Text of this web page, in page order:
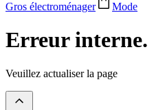
Gros électroménager
Mode
Erreur interne.
Veuillez actualiser la page